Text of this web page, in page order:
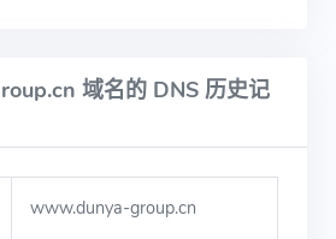
域名的 DNS 历史记
www.dunya-group.cn